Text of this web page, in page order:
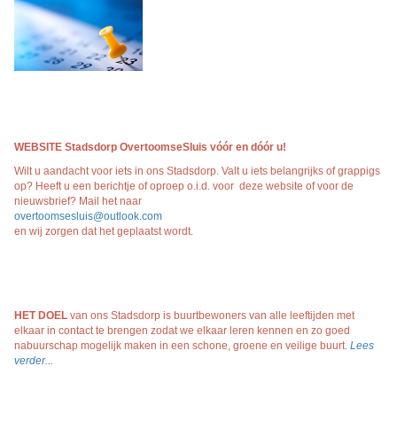
WEBSITE Stadsdorp OvertoomseSluis vóór en dóór u!
Wilt u aandacht voor iets in ons Stadsdorp. Valt u iets belangrijks of grappigs
op? Heeft u een berichtje of oproep o.i.d. voor deze website of voor de
nieuwsbrief? Mail het naar
overtoomsesluis@outlook.com
en wij zorgen dat het geplaatst wordt.
HET DOEL van ons Stadsdorp is buurtbewoners van alle leeftijden met
elkaar in contact te brengen zodat we elkaar leren kennen en zo goed
nabuurschap mogelijk maken in een schone, groene en veilige buurt. Lees
verder...